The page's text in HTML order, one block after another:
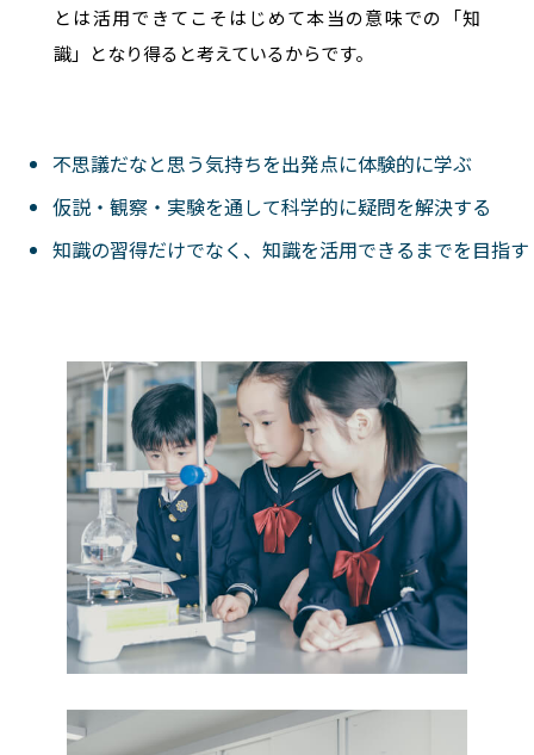
とは活用できてこそはじめて本当の意味での「知
識」となり得ると考えているからです。
不思議だなと思う気持ちを出発点に体験的に学ぶ
仮説・観察・実験を通して科学的に疑問を解決する
知識の習得だけでなく、知識を活用できるまでを目指す